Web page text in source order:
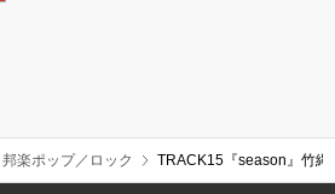
邦楽ポップ／ロック TRACK15『season』竹縄